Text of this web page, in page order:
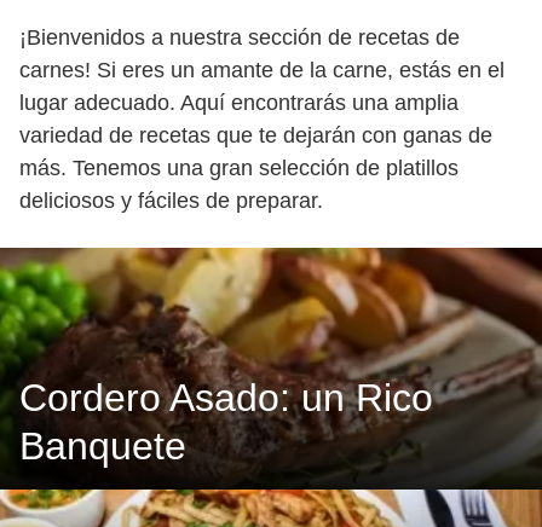
¡Bienvenidos a nuestra sección de recetas de
carnes! Si eres un amante de la carne, estás en el
lugar adecuado. Aquí encontrarás una amplia
variedad de recetas que te dejarán con ganas de
más. Tenemos una gran selección de platillos
deliciosos y fáciles de preparar.
Cordero Asado: un Rico
Banquete